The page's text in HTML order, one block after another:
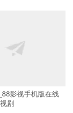
影视手机版在线
剧